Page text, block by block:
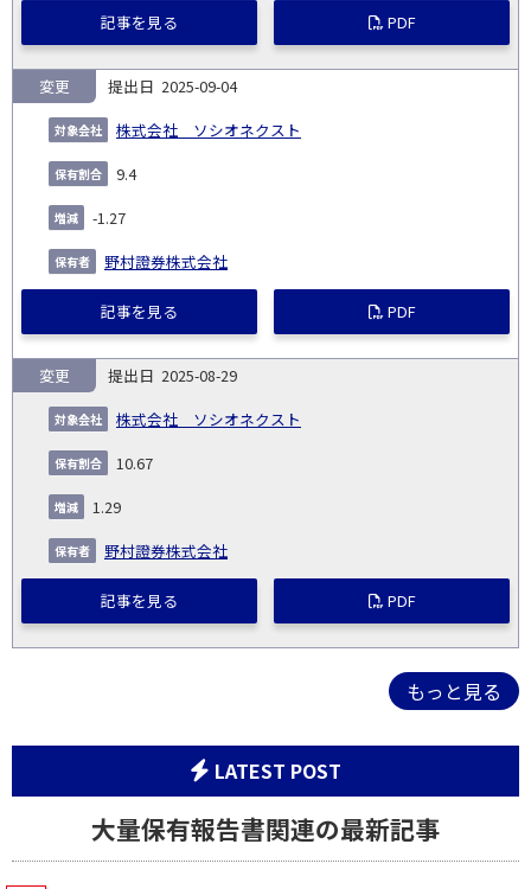
記事を見る PDF
2025-09-04
株式会社 ソシオネクスト
変更
9.4
-1.27
野村證券株式会社
記事を見る PDF
2025-08-29
株式会社 ソシオネクスト
変更
10.67
1.29
野村證券株式会社
記事を見る PDF
もっと見る
LATEST POST
大量保有報告書関連の最新記事